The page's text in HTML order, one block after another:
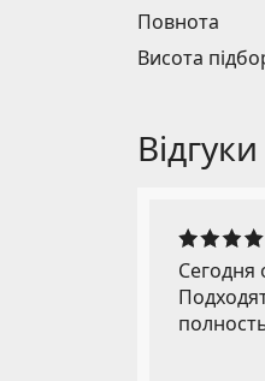
Повнота
Висота
Відгуки
Сегодня